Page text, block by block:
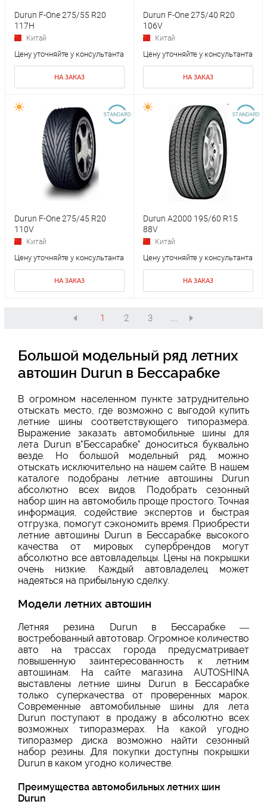
Durun F-One 275/55 R20
117H
Китай
Цену уточняйте у консультанта
НА ЗАКАЗ
Durun F-One 275/40 R20
106V
Китай
Цену уточняйте у консультанта
НА ЗАКАЗ
Durun F-One 275/45 R20
110V
Китай
Цену уточняйте у консультанта
НА ЗАКАЗ
Durun A2000 195/60 R15
88V
Китай
Цену уточняйте у консультанта
НА ЗАКАЗ
1 2 3 ...
Большой модельный ряд летних
автошин Durun в Бессарабке
В огромном населенном пункте затруднительно
отыскать место, где возможно с выгодой купить
летние шины соответствующего типоразмера.
Выражение заказать автомобильные шины для
лета Durun в"Бессарабке" доноситься буквально
везде. Но большой модельный ряд, можно
отыскать исключительно на нашем сайте. В нашем
каталоге подобраны летние автошины Durun
абсолютно всех видов. Подобрать сезонный
набор шин на автомобиль проще простого. Точная
информация, содействие экспертов и быстрая
отгрузка, помогут сэкономить время. Приобрести
летние автошины Durun в Бессарабке высокого
качества от мировых супербрендов могут
абсолютно все автовладельцы. Цены на покрышки
очень низкие. Каждый автовладелец может
надеяться на прибыльную сделку.
Модели летних автошин
Летняя резина Durun в Бессарабке —
востребованный автотовар. Огромное количество
авто на трассах города предусматривает
повышенную заинтересованность к летним
автошинам. На сайте магазина AUTOSHINA
выставлены летние шины Durun в Бессарабке
только суперкачества от проверенных марок.
Современные автомобильные шины для лета
Durun поступают в продажу в абсолютно всех
возможных типоразмерах. На какой угодно
типоразмер диска возможно найти сезонный
набор резины. Для покупки доступны покрышки
Durun в каком угодно количестве.
Преимущества автомобильных летних шин
Durun